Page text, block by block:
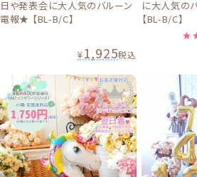
日や発表会に大人気のバルーン
電報★ 【BL-B/C】
¥1,925税込
に大人気の
【BL-B/C】